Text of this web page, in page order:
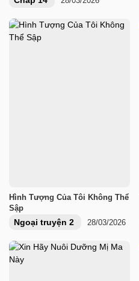
Hình Tượng Của Tôi Không Thể
Sập
Ngoại truyện 2 28/03/2026